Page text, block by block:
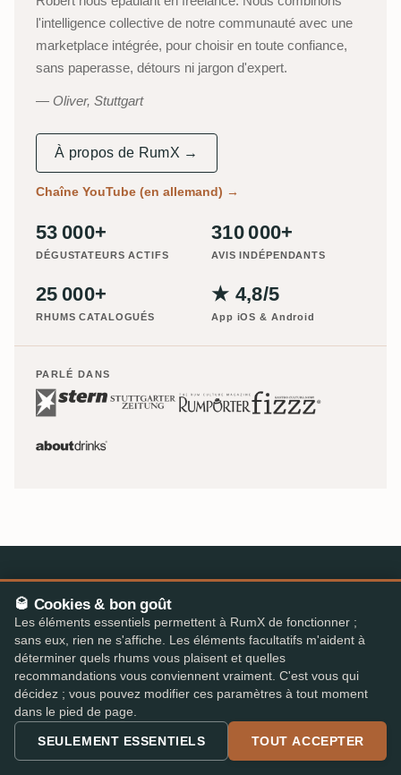
l'intelligence collective de notre communauté avec une
marketplace intégrée, pour choisir en toute confiance,
sans paperasse, détours ni jargon d'expert.
Oliver, Stuttgart
À propos de RumX →
Chaîne YouTube (en allemand) →
53 000+
DÉGUSTATEURS ACTIFS
310 000+
AVIS INDÉPENDANTS
25 000+
RHUMS CATALOGUÉS
★ 4,8/5
App iOS & Android
PARLÉ DANS
Le plus grand magasin de rhum d'Europe – 47 détaillants
spécialisés, 310 000 avis, un panier.
info@rumx.com
SHOP SAVOIR
🥃 Cookies & bon goût
Les éléments essentiels permettent à RumX de fonctionner ;
sans eux, rien ne s'affiche. Les éléments facultatifs m'aident à
déterminer quels rhums vous plaisent et quelles
recommandations vous conviennent vraiment. C'est vous qui
décidez ; vous pouvez modifier ces paramètres à tout moment
dans le pied de page.
SEULEMENT ESSENTIELS TOUT ACCEPTER